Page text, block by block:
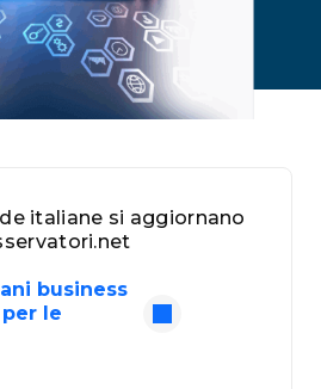
italiane si aggiornano
business
le